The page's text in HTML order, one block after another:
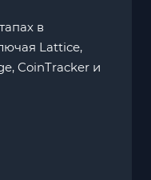
в
Lattice,
CoinTracker и